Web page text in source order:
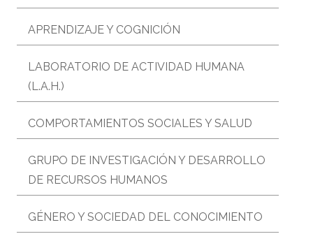
APRENDIZAJE Y COGNICIÓN
LABORATORIO DE ACTIVIDAD HUMANA
(L.A.H.)
COMPORTAMIENTOS SOCIALES Y SALUD
GRUPO DE INVESTIGACIÓN Y DESARROLLO
DE RECURSOS HUMANOS
GÉNERO Y SOCIEDAD DEL CONOCIMIENTO